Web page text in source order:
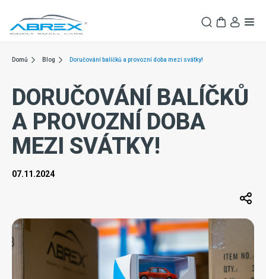
Domů Blog Doručování balíčků a provozní doba mezi svátky!
DORUČOVÁNÍ BALÍČKŮ
A PROVOZNÍ DOBA
MEZI SVÁTKY!
07.11.2024